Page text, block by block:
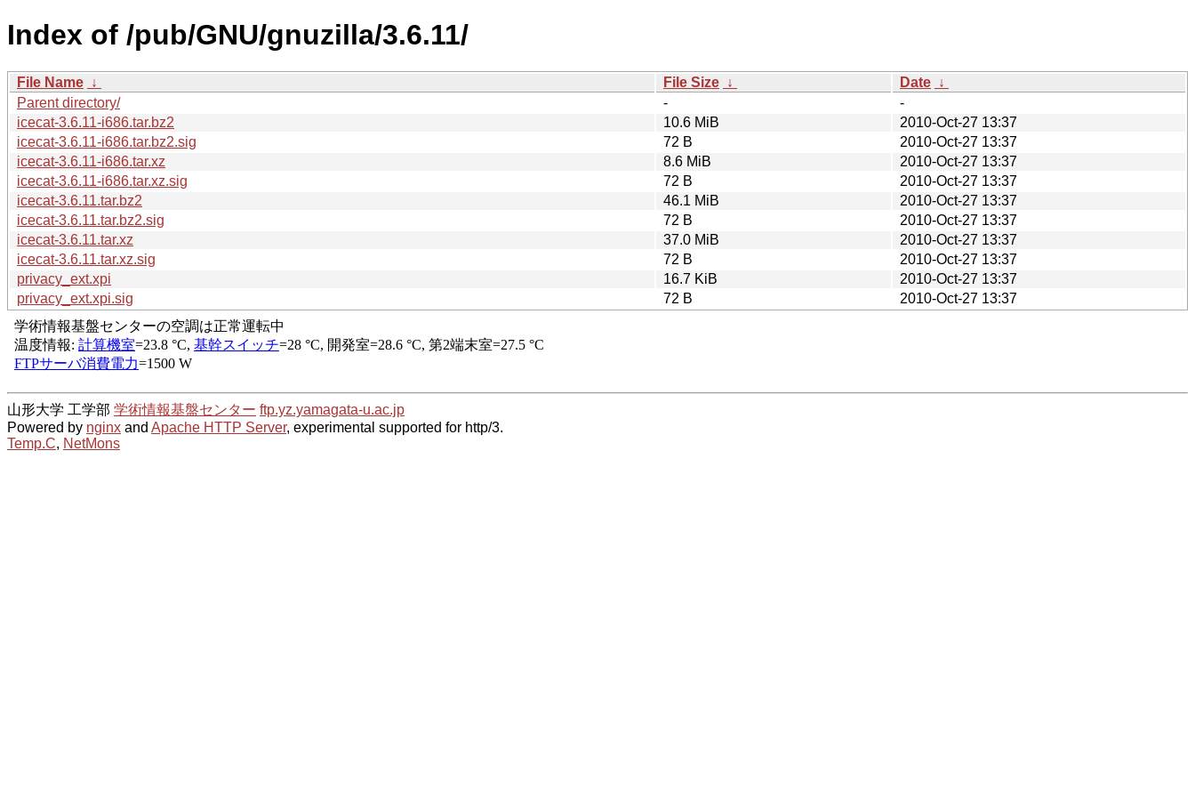
Index of /pub/GNU/gnuzilla/3.6.11/
File Name ↓ File Size ↓ Date ↓
Parent directory/
-
-
icecat-3.6.11-i686.tar.bz2
10.6 MiB
2010-Oct-27 13:37
icecat-3.6.11-i686.tar.bz2.sig
72 B
2010-Oct-27 13:37
icecat-3.6.11-i686.tar.xz
8.6 MiB
2010-Oct-27 13:37
icecat-3.6.11-i686.tar.xz.sig
72 B
2010-Oct-27 13:37
icecat-3.6.11.tar.bz2
46.1 MiB
2010-Oct-27 13:37
icecat-3.6.11.tar.bz2.sig
72 B
2010-Oct-27 13:37
icecat-3.6.11.tar.xz
37.0 MiB
2010-Oct-27 13:37
icecat-3.6.11.tar.xz.sig
72 B
2010-Oct-27 13:37
privacy_ext.xpi
16.7 KiB
2010-Oct-27 13:37
privacy_ext.xpi.sig
72 B 2010-Oct-27 13:37
山形大学 工学部 学術情報基盤センター ftp.yz.yamagata-u.ac.jp
Powered by nginx and Apache HTTP Server, experimental supported for http/3.
Temp.C, NetMons